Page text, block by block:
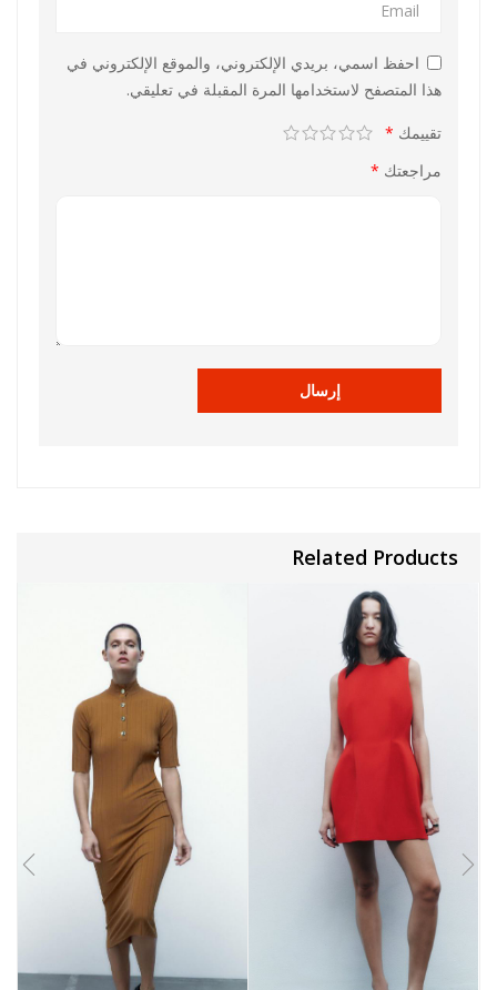
احفظ اسمي، بريدي الإلكتروني، والموقع الإلكتروني في
هذا المتصفح لاستخدامها المرة المقبلة في تعليقي.
تقييمك *
مراجعتك *
Related Products